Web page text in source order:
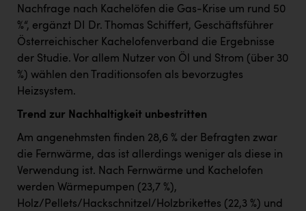
Ruderclub Wels
SCRI - Salzburg Cancer Research Institute
SCHMACHTL GmbH
Schwingshandl - automation technology gmbh
Smurfit Westrock Nettingsdorf
TCL
TGW Logistics
Nachfrage nach Kachelöfen die Gas-Krise um rund 50
%“, ergänzt DI Dr. Thomas Schiffert, Geschäftsführer
Österreichischer Kachelofenverband die Ergebnisse
der Studie. Vor allem Nutzer von Öl und Strom (über 30
%) wählen den Traditionsofen als bevorzugtes
Heizsystem.
Trend zur Nachhaltigkeit unbestritten
Am angenehmsten finden 28,6 % der Befragten zwar
die Fernwärme, das ist allerdings weniger als diese in
Verwendung ist. Nach Fernwärme und Kachelofen
werden Wärmepumpen (23,7 %),
Holz/Pellets/Hackschnitzel/Holzbrikettes (22,3 %) und